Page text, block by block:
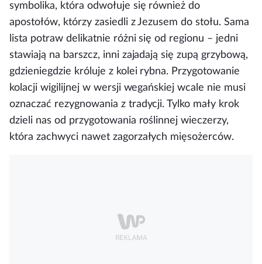
symbolika, która odwołuje się również do
apostołów, którzy zasiedli z Jezusem do stołu. Sama
lista potraw delikatnie różni się od regionu – jedni
stawiają na barszcz, inni zajadają się zupą grzybową,
gdzieniegdzie króluje z kolei rybna. Przygotowanie
kolacji wigilijnej w wersji wegańskiej wcale nie musi
oznaczać rezygnowania z tradycji. Tylko mały krok
dzieli nas od przygotowania roślinnej wieczerzy,
która zachwyci nawet zagorzałych mięsożerców.